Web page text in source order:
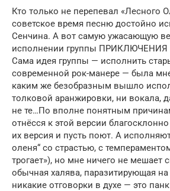
Кто только не перепевал «Лесного
советское время песню достойно
Сенчина. А вот самую ужасающую
исполнении группы
Сама идея группы — исполнить
современной рок-манере — была
каким же безобразным вышло
толковой аранжировки, ни вокала,
не те…По вполне понятным
отнёсся к этой версии
их версия и пусть поют. А
оленя“ со страстью, с
трогает»), но мне ничего не мешает
обычная халява, паразитирующая
никакие отговорки в духе — это